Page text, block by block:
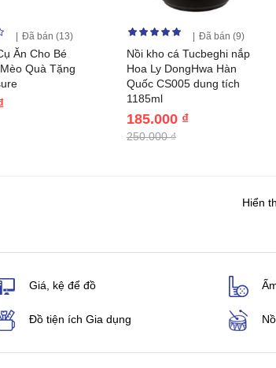
Đã bán (13)
Ăn Cho Bé
Quà Tặng
Đã bán (9)
Nồi kho cá Tucbeghi nắp
Hoa Ly DongHwa Hàn
Quốc CS005 dung tích
1185ml
185.000 ₫
250.000 ₫
Hiển
Giá, kệ để đồ
Đồ tiện ích Gia dụng